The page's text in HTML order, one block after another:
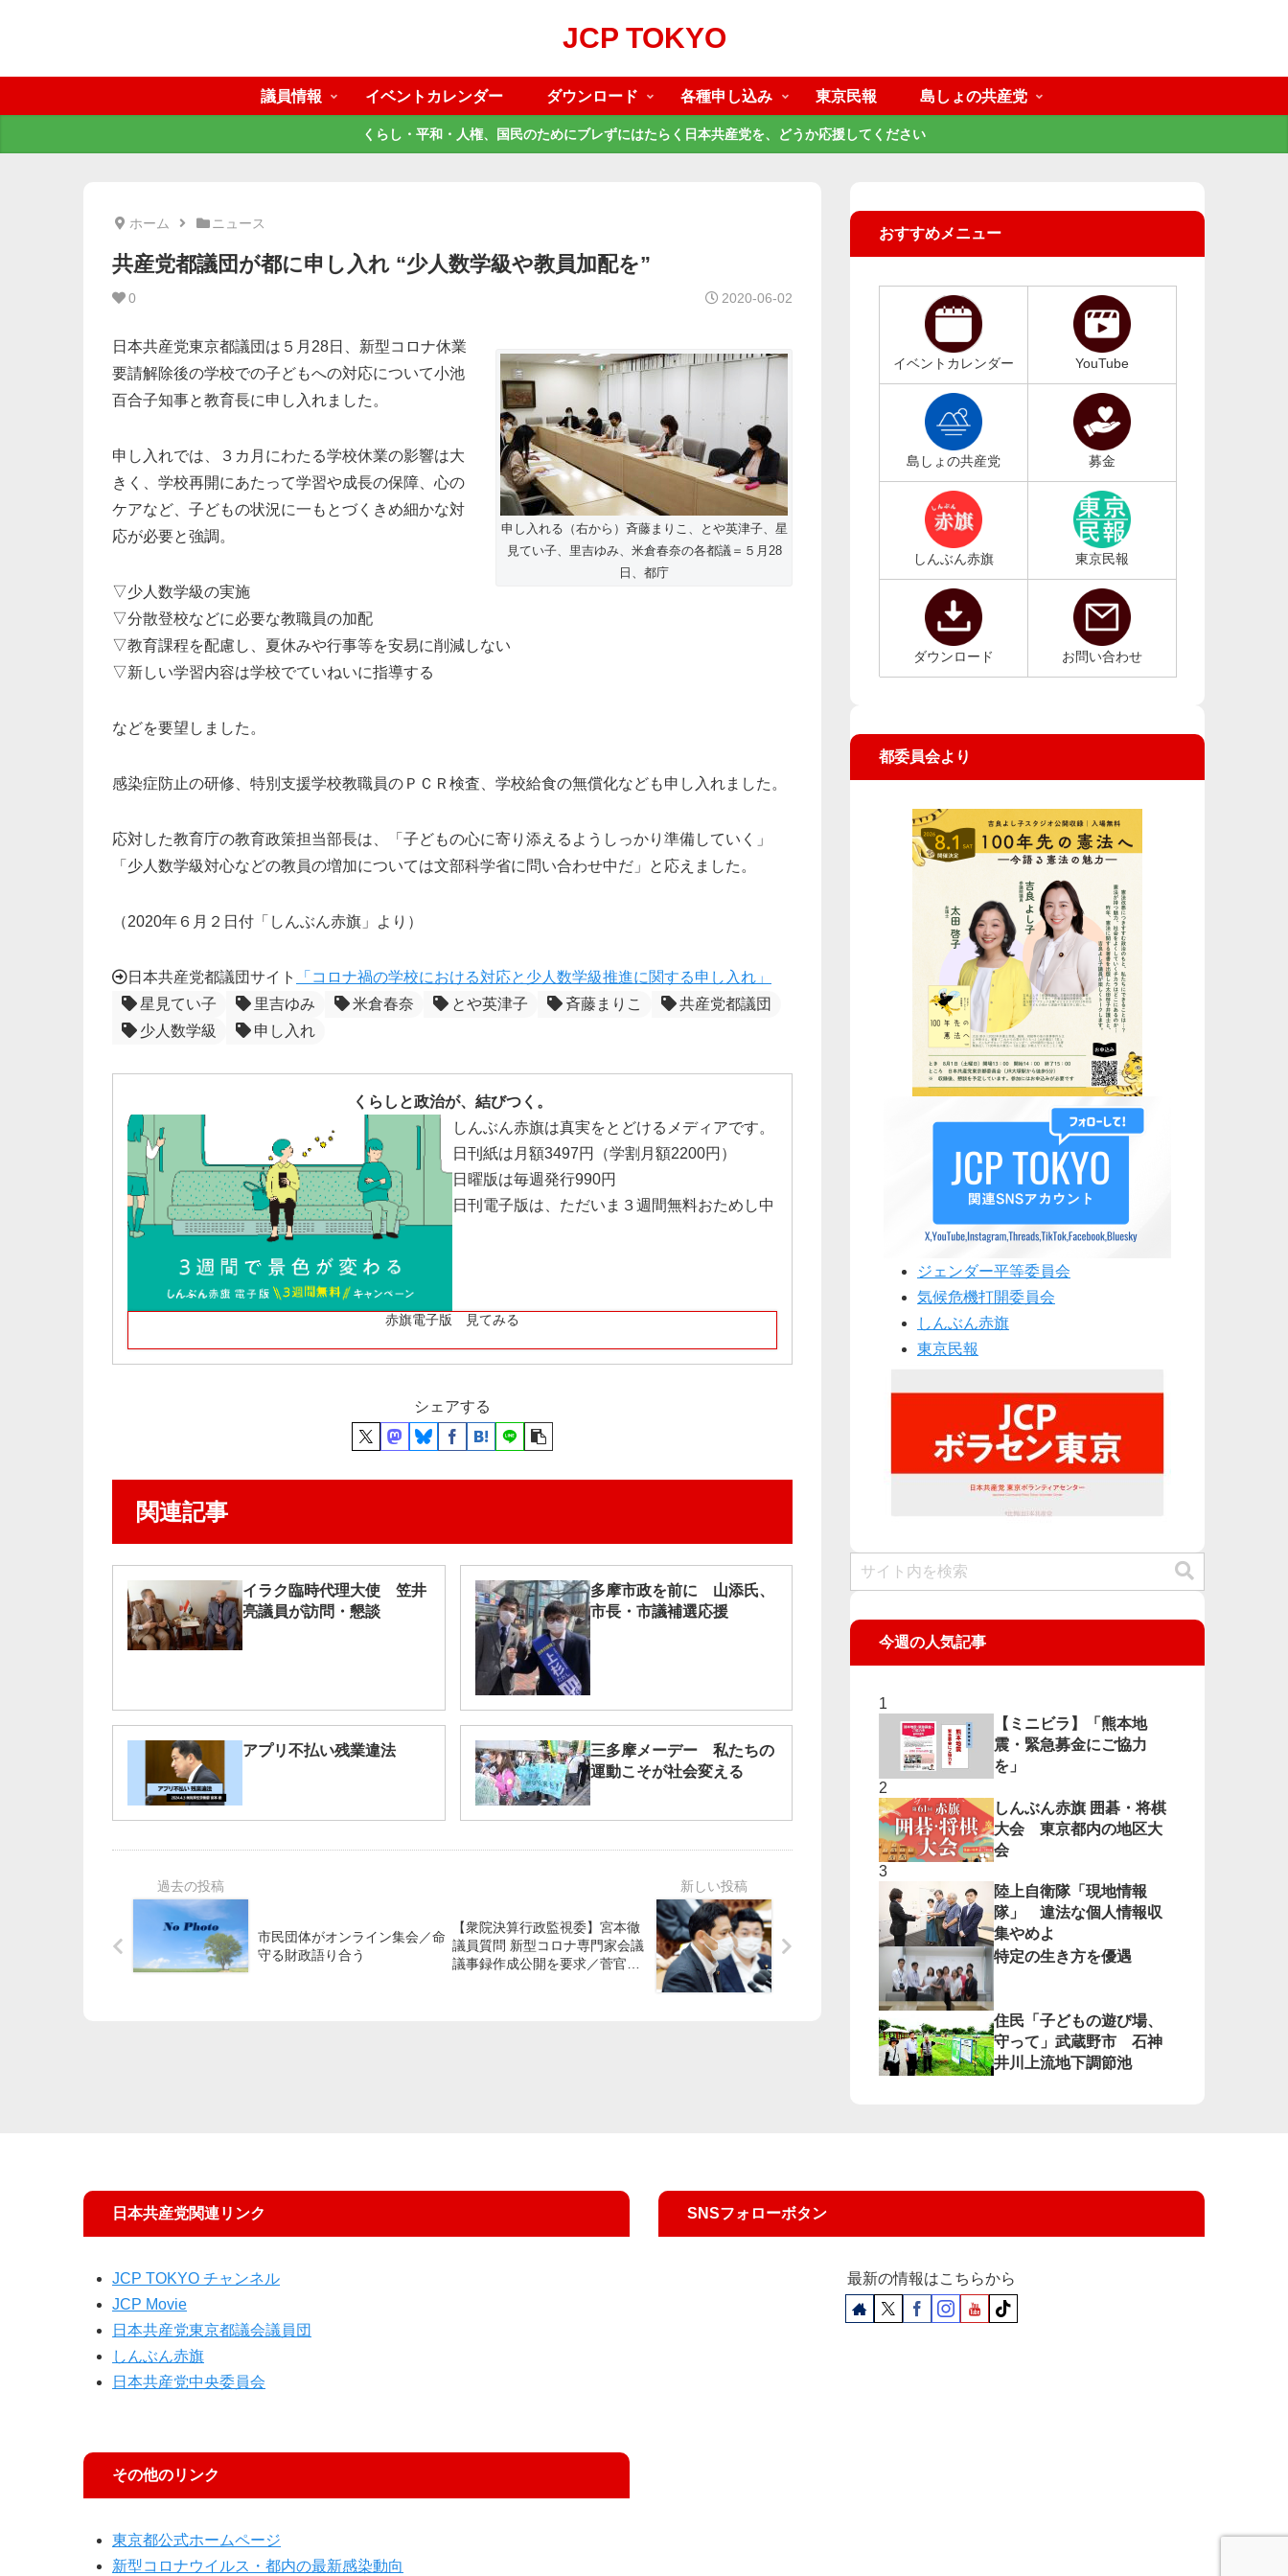
JCP TOKYO
議員情報 イベントカレンダー ダウンロード 各種申し込み 東京民報 島しょの共産党
くらし・平和・人権、国民のためにブレずにはたらく日本共産党を、どうか応援してください
ホーム ニュース
共産党都議団が都に申し入れ “少人数学級や教員加配を”
0 2020-06-02
申し入れる（右から）斉藤まりこ、とや英津子、星
見てい子、里吉ゆみ、米倉春奈の各都議＝５月28
日、都庁
日本共産党東京都議団は５月28日、新型コロナ休業
要請解除後の学校での子どもへの対応について小池
百合子知事と教育長に申し入れました。
申し入れでは、３カ月にわたる学校休業の影響は大
きく、学校再開にあたって学習や成長の保障、心の
ケアなど、子どもの状況に一もとづくきめ細かな対
応が必要と強調。
▽少人数学級の実施
▽分散登校などに必要な教職員の加配
▽教育課程を配慮し、夏休みや行事等を安易に削減しない
▽新しい学習内容は学校でていねいに指導する
などを要望しました。
感染症防止の研修、特別支援学校教職員のＰＣＲ検査、学校給食の無償化なども申し入れました。
応対した教育庁の教育政策担当部長は、「子どもの心に寄り添えるようしっかり準備していく」
「少人数学級対心などの教員の増加については文部科学省に問い合わせ中だ」と応えました。
（2020年６月２日付「しんぶん赤旗」より）
日本共産党都議団サイト
「コロナ禍の学校における対応と少人数学級推進に関する申し入れ」
星見てい子
里吉ゆみ 米倉春奈 とや英津子 斉藤まりこ
共産党都議団
少人数学級
申し入れ
くらしと政治が、結びつく。
しんぶん赤旗は真実をとどけるメディアです。
日刊紙は月額3497円（学割月額2200円）
日曜版は毎週発行990円
日刊電子版は、ただいま３週間無料おためし中
赤旗電子版 見てみる
シェアする
関連記事
イラク臨時代理大使 笠井
亮議員が訪問・懇談
多摩市政を前に 山添氏、
市長・市議補選応援
アプリ不払い残業違法
三多摩メーデー 私たちの
運動こそが社会変える
市民団体がオンライン集会／命
守る財政語り合う
【衆院決算行政監視委】宮本徹
議員質問 新型コロナ専門家会議
議事録作成公開を要求／菅官房
おすすめメニュー
イベントカレンダー YouTube
島しょの共産党 募金
しんぶん赤旗 東京民報
ダウンロード お問い合わせ
都委員会より
ジェンダー平等委員会
気候危機打開委員会
しんぶん赤旗
東京民報
今週の人気記事
【ミニビラ】「熊本地
震・緊急募金にご協力
を」
しんぶん赤旗 囲碁・将棋
大会 東京都内の地区大
会
陸上自衛隊「現地情報
隊」 違法な個人情報収
集やめよ
特定の生き方を優遇
住民「子どもの遊び場、
守って」武蔵野市 石神
井川上流地下調節池
日本共産党関連リンク
JCP TOKYO チャンネル
JCP Movie
日本共産党東京都議会議員団
しんぶん赤旗
日本共産党中央委員会
その他のリンク
東京都公式ホームページ
新型コロナウイルス・都内の最新感染動向
SNSフォローボタン
最新の情報はこちらから